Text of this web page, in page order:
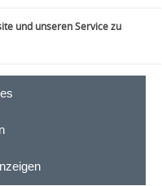
und unseren Service zu
der neuesten Version
werden kann.
verwendete Compiler-